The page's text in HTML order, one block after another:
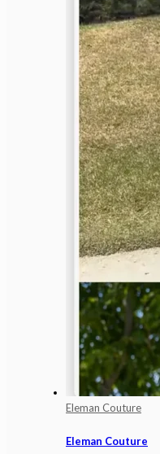
Eleman Couture
Eleman Couture